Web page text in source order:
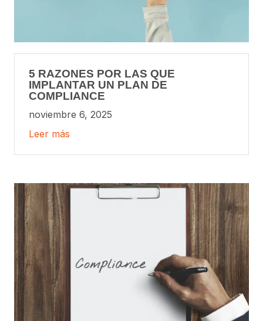
5 RAZONES POR LAS QUE
IMPLANTAR UN PLAN DE
COMPLIANCE
noviembre 6, 2025
Leer más